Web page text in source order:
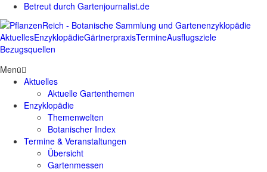
Betreut durch Gartenjournalist.de
AktuellesEnzyklopädieGärtnerpraxisTermineAusflugsziele
Bezugsquellen
Menü
Aktuelles
Aktuelle Gartenthemen
Enzyklopädie
Themenwelten
Botanischer Index
Termine & Veranstaltungen
Übersicht
Gartenmessen